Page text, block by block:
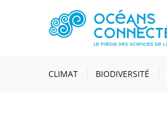
CLIMAT BIODIVERSITÉ